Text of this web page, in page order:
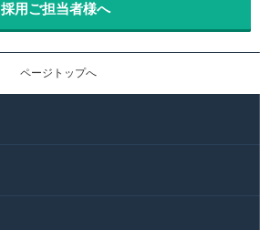
採用ご担当者様へ
ページトップへ